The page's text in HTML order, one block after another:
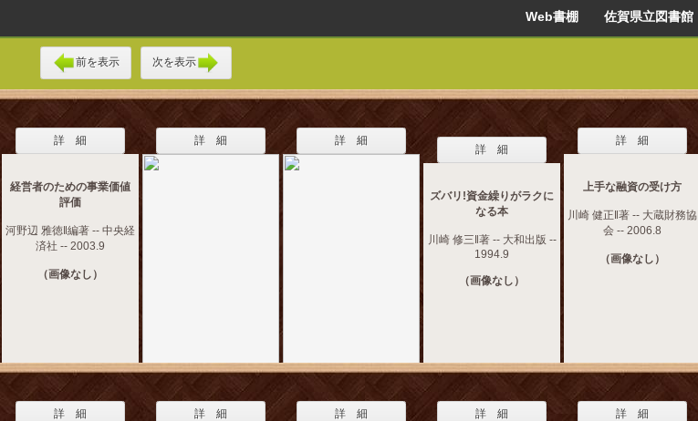
Web書棚 佐賀県立図書館
前を表示 次を表示
詳 細
経営者のための事業価値
評価
河野辺 雅徳‖編著 -- 中央経
済社 -- 2003.9
（画像なし）
詳 細 詳 細
詳 細
ズバリ!資金繰りがラクに
なる本
川崎 修三‖著 -- 大和出版 --
1994.9
（画像なし）
詳 細
上手な融資の受け方
川崎 健正‖著 -- 大蔵財務協
会 -- 2006.8
（画像なし）
詳 細 詳 細 詳 細 詳 細 詳 細